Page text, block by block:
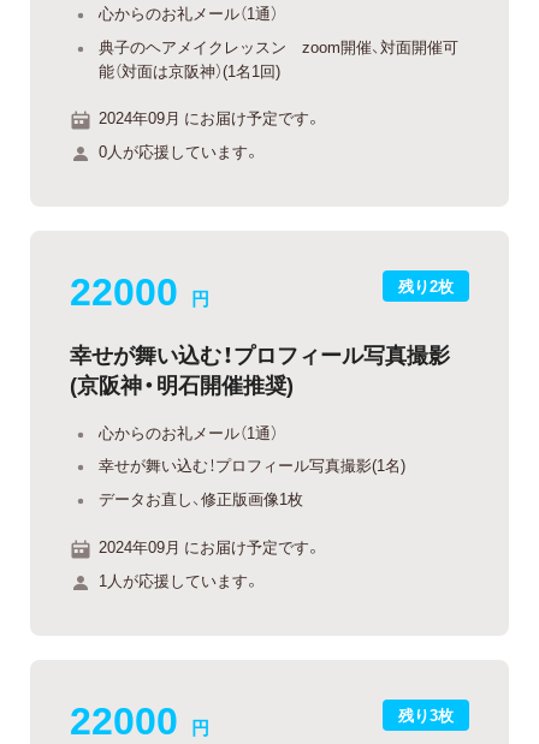
心からのお礼メール（1通）
典子のヘアメイクレッスン zoom開催、対面開催可
能（対面は京阪神）(1名1回)
2024年09月 にお届け予定です。
0人が応援しています。
残り2枚
22000 円
幸せが舞い込む！プロフィール写真撮影
(京阪神・明石開催推奨)
心からのお礼メール（1通）
幸せが舞い込む！プロフィール写真撮影(1名)
データお直し、修正版画像1枚
2024年09月 にお届け予定です。
1人が応援しています。
残り3枚
22000 円